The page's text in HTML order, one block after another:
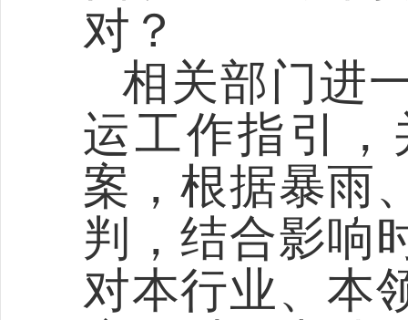
对？
相关部门进
运工作指引
案，根据暴雨
判，结合影响
对本行业、本